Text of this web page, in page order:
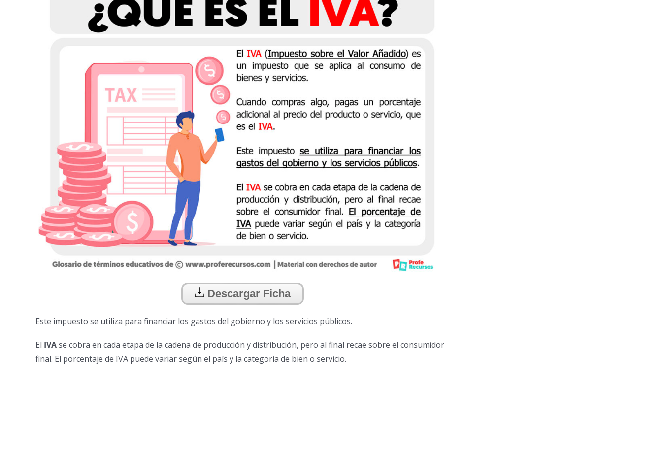
Descargar Ficha
Este impuesto se utiliza para financiar los gastos del gobierno y los servicios públicos.
El IVAse cobra en cada etapa de la cadena de producción y distribución, pero al final recae sobre el consumidor
final. El porcentaje de IVA puede variar según el país y la categoría de bien o servicio.